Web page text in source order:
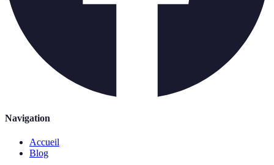
Navigation
Accueil
Blog